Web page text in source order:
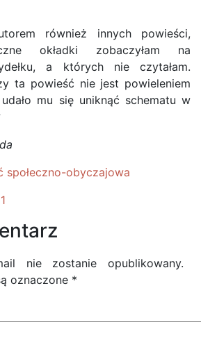
również innych powieści,
okładki zobaczyłam na
a których nie czytałam.
ta powieść nie jest powieleniem
mu się uniknąć schematu w
społeczno-obyczajowa
nie zostanie opublikowany.
oznaczone *